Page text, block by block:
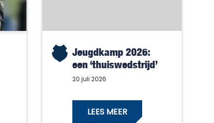
Jeugdkamp 2026:
een ‘thuiswedstrijd’
met alleen maar
20 juli 2026
LEES MEER